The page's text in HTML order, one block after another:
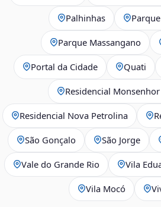
Palhinhas
Parque Massangano
Portal da Cidade Quati
Residencial
Residencial Nova Petrolina
São Gonçalo São Jorge
Vale do Grande Rio Vila
Vila Mocó